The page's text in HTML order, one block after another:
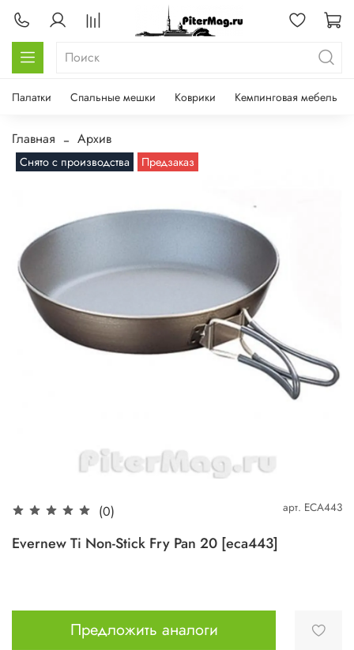
Палатки Спальные мешки Коврики Кемпинговая мебель
Главная Архив
Снято с производства Предзаказ
(0) арт. ECA443
Evernew Ti Non-Stick Fry Pan 20 [eca443]
Предложить аналоги